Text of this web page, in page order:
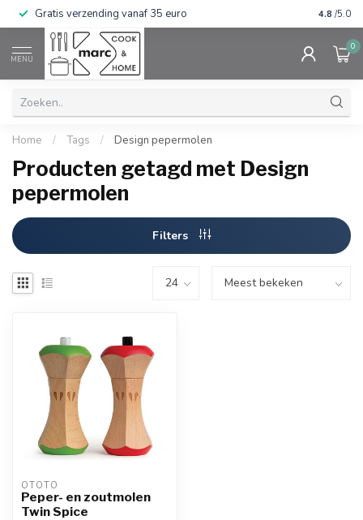
Gratis verzending vanaf 35 euro 4.8 /5.0
MENU
0
Home / Tags / Design pepermolen
Producten getagd met Design
pepermolen
Filters
OTOTO
Peper- en zoutmolen
Twin Spice